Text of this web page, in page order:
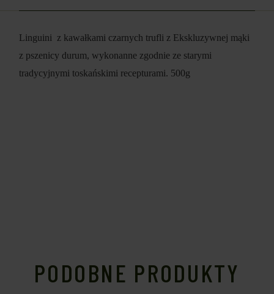
Linguini z kawałkami czarnych trufli z Ekskluzywnej mąki
z pszenicy durum, wykonanne zgodnie ze starymi
tradycyjnymi toskańskimi recepturami. 500g
PODOBNE PRODUKTY